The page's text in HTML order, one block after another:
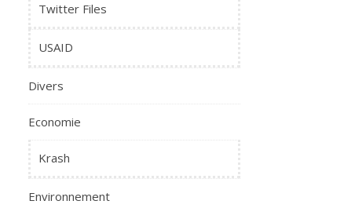
Twitter Files
USAID
Divers
Economie
Krash
Environnement